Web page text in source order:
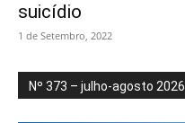
suicídio
1 de Setembro, 2022
Nº 373 – julho-agosto 2026